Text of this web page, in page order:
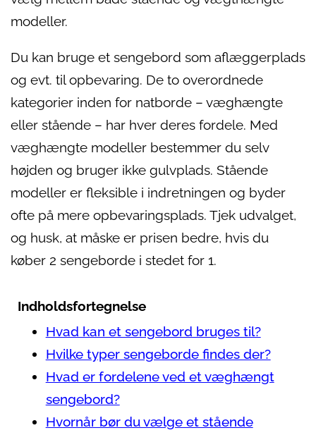
modeller.
Du kan bruge et sengebord som aflæggerplads
og evt. til opbevaring. De to overordnede
kategorier inden for natborde – væghængte
eller stående – har hver deres fordele. Med
væghængte modeller bestemmer du selv
højden og bruger ikke gulvplads. Stående
modeller er fleksible i indretningen og byder
ofte på mere opbevaringsplads. Tjek udvalget,
og husk, at måske er prisen bedre, hvis du
køber 2 sengeborde i stedet for 1.
Indholdsfortegnelse
Hvad kan et sengebord bruges til?
Hvilke typer sengeborde findes der?
Hvad er fordelene ved et væghængt
sengebord?
Hvornår bør du vælge et stående